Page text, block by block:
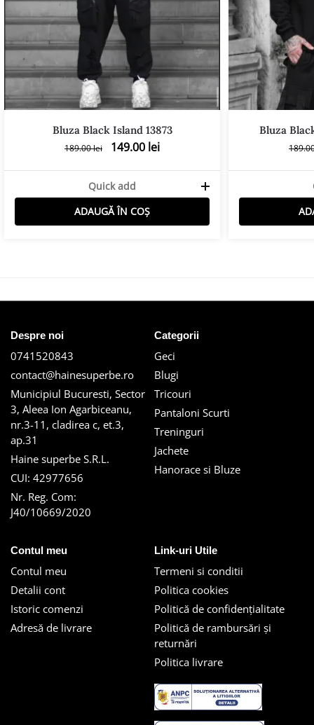
Bluza Black Island 13873
189.00lei 149.00 lei
Quick add
ADAUGĂ ÎN COȘ
Bluza
Despre noi
0741520843
contact@hainesuperbe.ro
Municipiul Bucuresti, Sector
3, Aleea Ion Agarbiceanu,
nr.3-11, cladirea c, et.3,
ap.31
Haine superbe S.R.L.
CUI: 42977656
Nr. Reg. Com:
J40/10669/2020
Categorii
Geci
Blugi
Tricouri
Pantaloni Scurti
Treninguri
Jachete
Hanorace si Bluze
Contul meu
Contul meu
Detalii cont
Istoric comenzi
Adresă de livrare
Link-uri Utile
Termeni si conditii
Politica cookies
Politică de confidențialitate
Politică de rambursări și
returnări
Politica livrare